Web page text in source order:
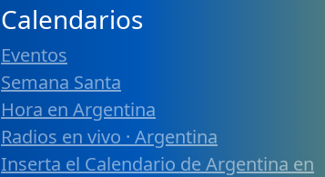
Calendarios
Eventos
Semana Santa
Hora en Argentina
Radios en vivo · Argentina
Inserta el Calendario de Argentina en